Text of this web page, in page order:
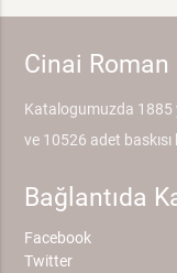
Cinai Roman
Katalogumuzda 1885
ve 10526 adet
Bağlantıda
Facebook
Twitter